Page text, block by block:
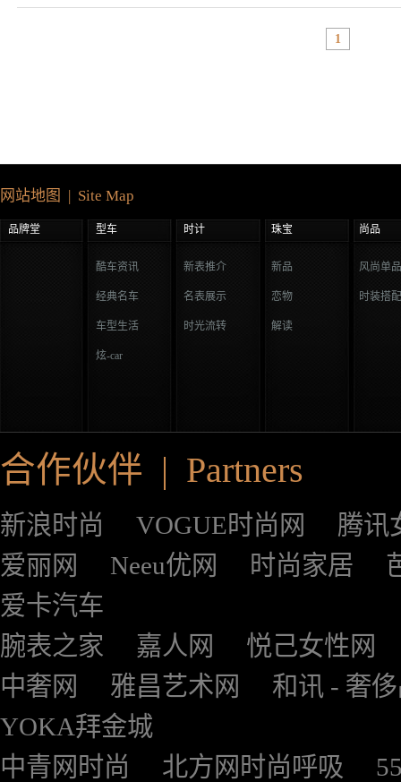
1
网站地图 | Site Map
品牌堂 型车 时计 珠宝 尚品
酷车资讯
经典名车
车型生活
炫-car
新表推介
名表展示
时光流转
新品
恋物
解读
风尚单品
时装搭配
合作伙伴 | Partners
新浪时尚 VOGUE时尚网
腾讯
爱丽网
Neeu优网 时尚家居
爱卡汽车
腕表之家
嘉人网
悦己女性网
中奢网
雅昌艺术网
和讯 - 奢
YOKA拜金城
中青网时尚
北方网时尚呼吸